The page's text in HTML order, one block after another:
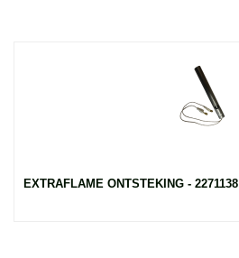
EXTRAFLAME ONTSTEKING - 2271138